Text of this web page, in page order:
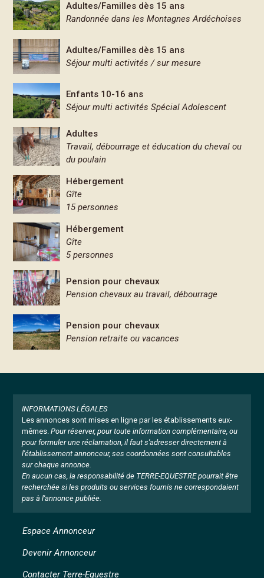
Adultes/Familles dès 15 ans
Randonnée dans les Montagnes Ardéchoises
Adultes/Familles dès 15 ans
Séjour multi activités / sur mesure
Enfants 10-16 ans
Séjour multi activités Spécial Adolescent
Adultes
Travail, débourrage et éducation du cheval ou
du poulain
Hébergement
Gîte
15 personnes
Hébergement
Gîte
5 personnes
Pension pour chevaux
Pension chevaux au travail, débourrage
Pension pour chevaux
Pension retraite ou vacances
INFORMATIONS LÉGALES
Les annonces sont mises en ligne par les établissements eux-
mêmes. Pour réserver, pour toute information complémentaire, ou
pour formuler une réclamation, il faut s'adresser directement à
l'établissement annonceur, ses coordonnées sont consultables
sur chaque annonce.
En aucun cas, la responsabilité de TERRE-EQUESTRE pourrait être
recherchée si les produits ou services fournis ne correspondaient
pas à l'annonce publiée.
Espace Annonceur
Devenir Annonceur
Contacter Terre-Equestre